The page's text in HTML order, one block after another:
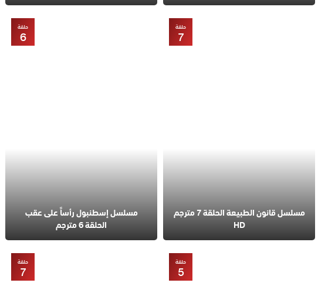
مسلسل قانون الطبيعة الحلقة 7 مترجم
HD
حلقة
7
مسلسل إسطنبول رأساً على عقب
الحلقة 6 مترجم
حلقة
6
حلقة
5
حلقة
7